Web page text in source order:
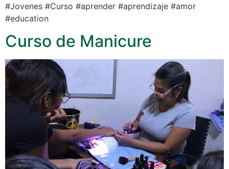
#Jovenes #Curso #aprender #aprendizaje #amor
#education
Curso de Manicure